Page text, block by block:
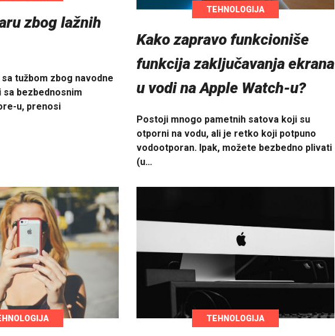
zbog lažnih
tužbom zbog navodne
bezbednosnim
u, prenosi
TEHNOLOGIJA
Kako zapravo funkcioniše
funkcija zaključavanja ekrana
u vodi na Apple Watch-u?
Postoji mnogo pametnih satova koji su
otporni na vodu, ali je retko koji potpuno
vodootporan. Ipak, možete bezbedno plivati
(u…
TEHNOLOGIJA